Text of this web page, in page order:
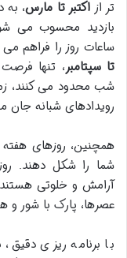
تر از اکتبر تا مارس، به
بازدید محسوب می
ساعات روز را فراهم می
تا سپتامبر، تنها
شب محدود می کنند،
رویدادهای شبانه جان
همچنین، روزهای
شما را شکل دهند.
آرامش و خلوتی
عصرها، پارک با شور و
با برنامه ریزی